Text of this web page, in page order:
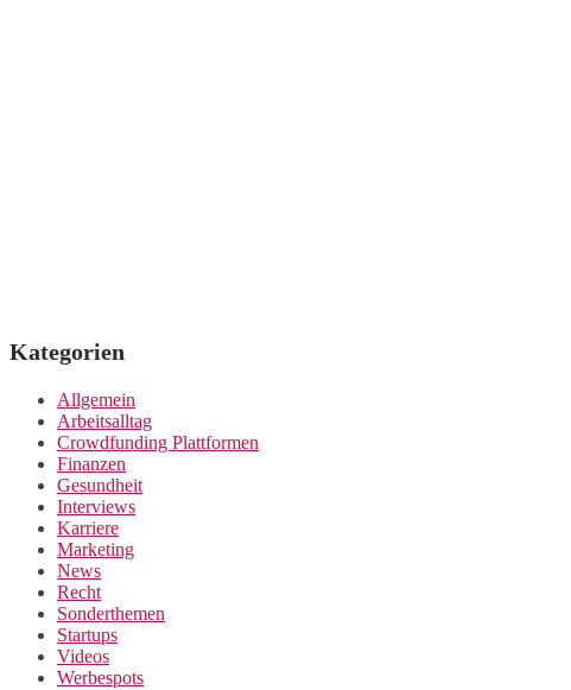
Kategorien
Allgemein
Arbeitsalltag
Crowdfunding Plattformen
Finanzen
Gesundheit
Interviews
Karriere
Marketing
News
Recht
Sonderthemen
Startups
Videos
Werbespots